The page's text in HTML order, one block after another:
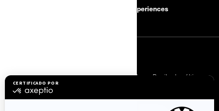
BRP Experiences
Suscríbase a nuestros correos electrónicos.
Recibe las últimas